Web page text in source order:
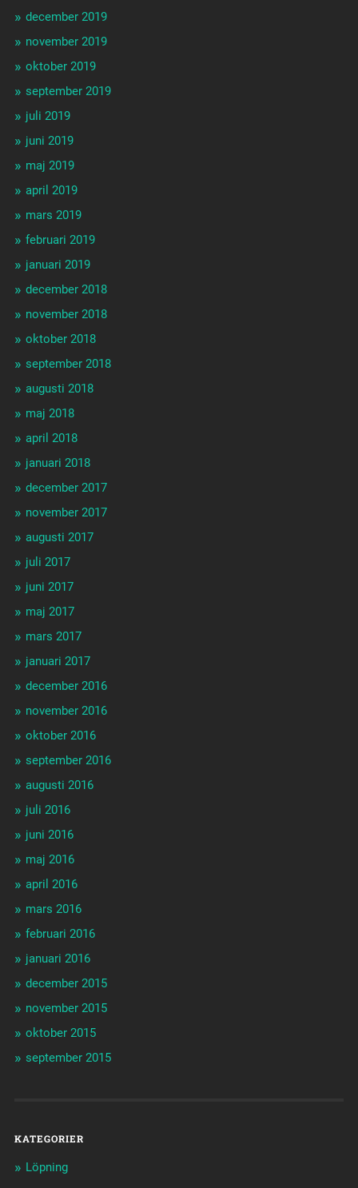
december 2019
november 2019
oktober 2019
september 2019
juli 2019
juni 2019
maj 2019
april 2019
mars 2019
februari 2019
januari 2019
december 2018
november 2018
oktober 2018
september 2018
augusti 2018
maj 2018
april 2018
januari 2018
december 2017
november 2017
augusti 2017
juli 2017
juni 2017
maj 2017
mars 2017
januari 2017
december 2016
november 2016
oktober 2016
september 2016
augusti 2016
juli 2016
juni 2016
maj 2016
april 2016
mars 2016
februari 2016
januari 2016
december 2015
november 2015
oktober 2015
september 2015
KATEGORIER
Löpning